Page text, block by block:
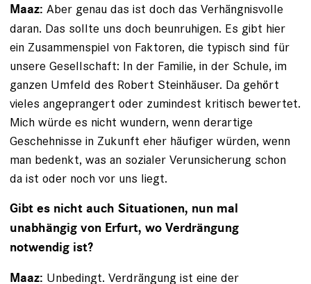
Maaz: Aber genau das ist doch das Verhängnisvolle
daran. Das sollte uns doch beunruhigen. Es gibt hier
ein Zusammenspiel von Faktoren, die typisch sind für
unsere Gesellschaft: In der Familie, in der Schule, im
ganzen Umfeld des Robert Steinhäuser. Da gehört
vieles angeprangert oder zumindest kritisch bewertet.
Mich würde es nicht wundern, wenn derartige
Geschehnisse in Zukunft eher häufiger würden, wenn
man bedenkt, was an sozialer Verunsicherung schon
da ist oder noch vor uns liegt.
Gibt es nicht auch Situationen, nun mal
unabhängig von Erfurt, wo Verdrängung
notwendig ist?
Maaz: Unbedingt. Verdrängung ist eine der